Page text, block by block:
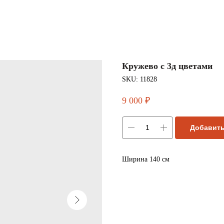
Кружево с 3д цветами
SKU: 11828
9 000
Ширина 140 см